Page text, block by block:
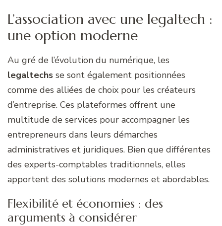
L’association avec une legaltech :
une option moderne
Au gré de l’évolution du numérique, les
legaltechs se sont également positionnées
comme des alliées de choix pour les créateurs
d’entreprise. Ces plateformes offrent une
multitude de services pour accompagner les
entrepreneurs dans leurs démarches
administratives et juridiques. Bien que différentes
des experts-comptables traditionnels, elles
apportent des solutions modernes et abordables.
Flexibilité et économies : des
arguments à considérer